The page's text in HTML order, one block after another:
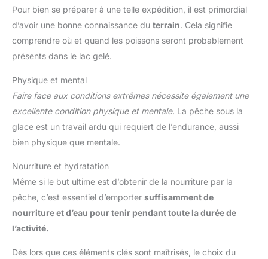
Pour bien se préparer à une telle expédition, il est primordial
d’avoir une bonne connaissance du terrain. Cela signifie
comprendre où et quand les poissons seront probablement
présents dans le lac gelé.
Physique et mental
Faire face aux conditions extrêmes nécessite également une
excellente condition physique et mentale. La pêche sous la
glace est un travail ardu qui requiert de l’endurance, aussi
bien physique que mentale.
Nourriture et hydratation
Même si le but ultime est d’obtenir de la nourriture par la
pêche, c’est essentiel d’emporter suffisamment de
nourriture et d’eau pour tenir pendant toute la durée de
l’activité.
Dès lors que ces éléments clés sont maîtrisés, le choix du